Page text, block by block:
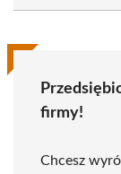
firmy!
Chcesz